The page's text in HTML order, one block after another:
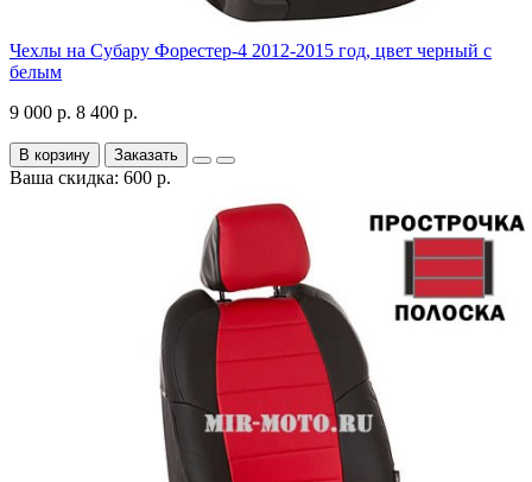
Чехлы на Субару Форестер-4 2012-2015 год, цвет черный с
белым
9 000 р. 8 400 р.
В корзину Заказать
Ваша скидка: 600 р.